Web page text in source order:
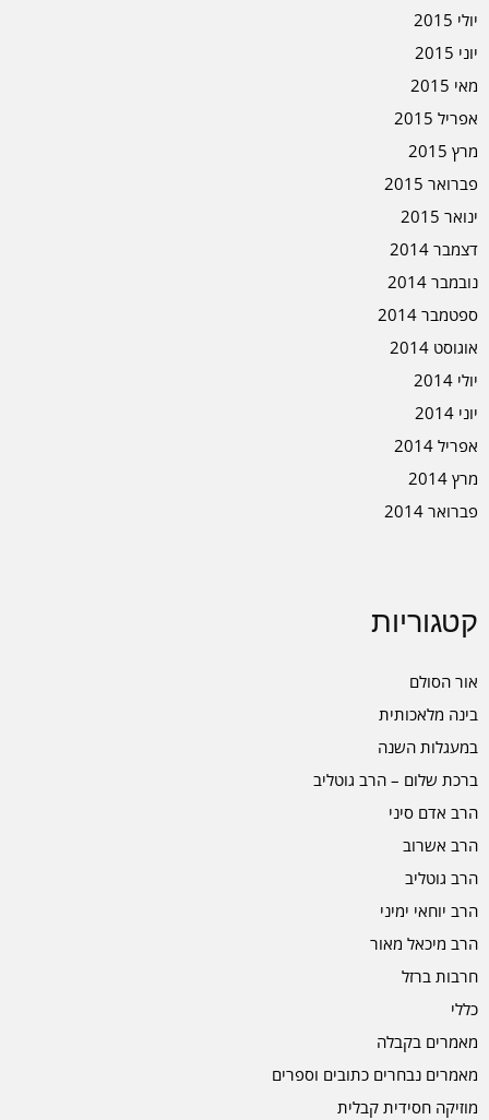
יולי 2015
יוני 2015
מאי 2015
אפריל 2015
מרץ 2015
פברואר 2015
ינואר 2015
דצמבר 2014
נובמבר 2014
ספטמבר 2014
אוגוסט 2014
יולי 2014
יוני 2014
אפריל 2014
מרץ 2014
פברואר 2014
קטגוריות
אור הסולם
בינה מלאכותית
במעגלות השנה
ברכת שלום – הרב גוטליב
הרב אדם סיני
הרב אשרוב
הרב גוטליב
הרב יוחאי ימיני
הרב מיכאל מאור
חרבות ברזל
כללי
מאמרים בקבלה
מאמרים נבחרים כתובים וספרים
מוזיקה חסידית קבלית